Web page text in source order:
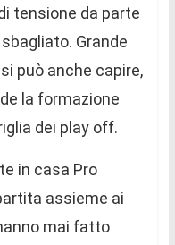
tensione da parte
Grande
può anche capire,
la formazione
dei play off.
in casa Pro
assieme ai
mai fatto